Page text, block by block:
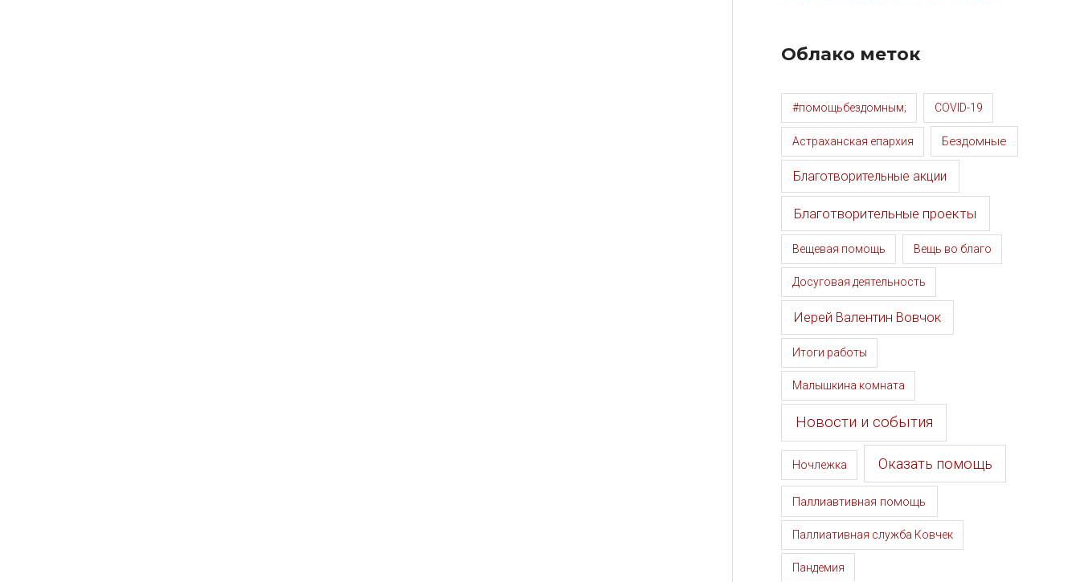
Облако меток
#помощьбездомным; COVID-19
Астраханская епархия Бездомные
Благотворительные акции
Благотворительные проекты
Вещевая помощь Вещь во благо
Досуговая деятельность
Иерей Валентин Вовчок
Итоги работы
Малышкина комната
Новости и события
Ночлежка Оказать помощь
Паллиавтивная помощь
Паллиативная служба Ковчек
Пандемия